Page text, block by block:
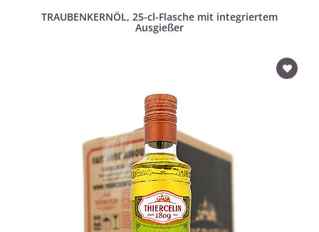
TRAUBENKERNÖL, 25-cl-Flasche mit integriertem
Ausgießer